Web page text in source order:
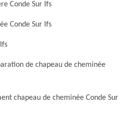
Conde Sur Ifs
Conde Sur Ifs
de chapeau de cheminée
chapeau de cheminée Conde Sur